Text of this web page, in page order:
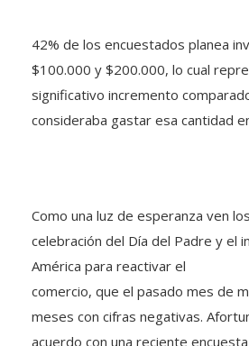
$100.000 y $200.000, lo cual
significativo incremento
consideraba gastar esa cantidad
celebración del Día del Padre y el
América para reactivar el
comercio, que el pasado mes de
meses con cifras negativas.
acuerdo con una reciente encuesta